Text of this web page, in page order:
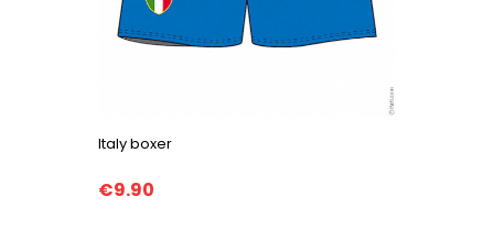
Italy boxer
€9.90